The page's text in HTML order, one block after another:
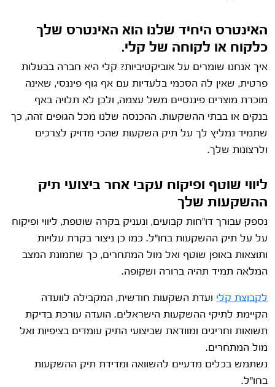
האינטרס היחיד שלנו הוא האינטרס שלך
כלקוח או לקוחה של קלי.
איך אנחנו שומרים על אוביקטיביות? קלי היא חברה בבעלות
פרטית, שאין לה הסכמי בלעדיות עם אף גוף פיננסי, שאינה
מוכרת מוצרים פיננסיים משל עצמה, ולכן לא תלויה באף
בנקים או בבתי ההשקעות. ההכנסה שלנו מכל הגופים זהה, כך
שתמיד נמליץ לך על תיק השקעות שהכי מדויק לצרכים
ולרצונות שלך.
ליווי שוטף ופיקוח עקבי אחר ביצועי תיק
ההשקעות שלך
נספק עבורך דו"חות קבועים, ונעניק בקרה שוטפת, ליווי ופיקוח
על על תיק ההשקעות בחו"ל. כמו כן ניצור בקרת עלויות
ותוצאות באופן שוטף ואל מול המתחרים, כך שתמונת המצב
המלאה תמיד תהיה ברורה ושקופה.
לקבוצת קלי ועדת השקעות חודשית, המקבילה לוועדה
הקיימת לתיקי ההשקעות הישראלים. הועדה עורכת בדיקת
תשואות וחריגים ומוודאת שביצועי התיק עומדים בציפיות ואל
מול המתחרים.
נשתמש בכלים מדעיים להשוואה ומדידת תיק ההשקעות
בחו"ל.